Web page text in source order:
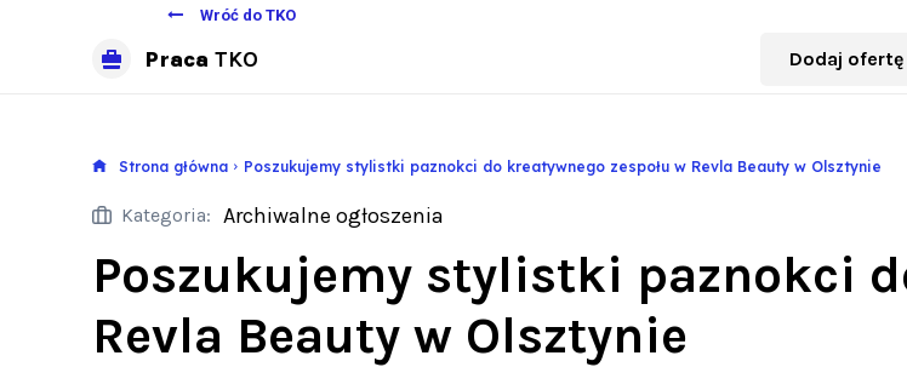
Wróć do TKO
Praca TKO Dodaj
Strona główna Poszukujemy stylistki paznokci do kreatywnego zespołu w Revla Beauty w Olsztynie
Kategoria: Archiwalne ogłoszenia
Poszukujemy stylistki paznokci
Revla Beauty w Olsztynie